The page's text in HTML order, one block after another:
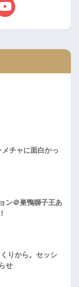
チャに面白かっ
ン＠巣鴨獅子王あ
りから。セッシ
せ